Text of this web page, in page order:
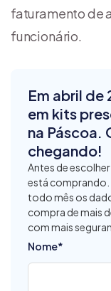
faturamento de
funcionário.
Em abril de
em kits
na Páscoa.
chegando!
Antes de
está comprando.
todo mês os
compra de mais
com mais
Nome*